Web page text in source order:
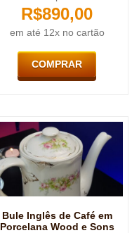
R$890,00
em até 12x no cartão
COMPRAR
Bule Inglês de Café em
Porcelana Wood e Sons